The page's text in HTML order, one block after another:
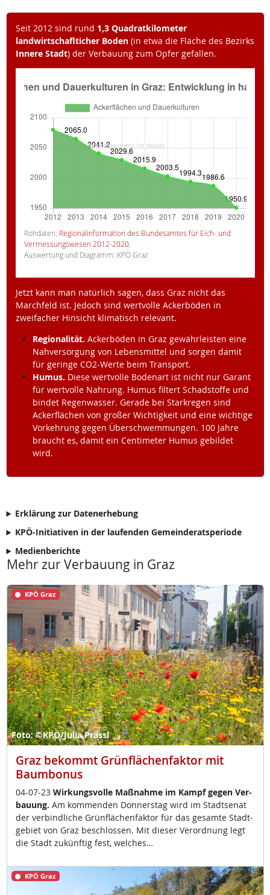
Seit 2012 sind rund 1,3 Quadratkilometer
landwirtschaflticher Boden(in etwa die Fläche des Bezirks
Innere Stadt) der Verbauung zum Opfer gefallen.
Rohdaten: Regionalinformation des Bundesamtes für Eich- und
Vermessungswesen 2012-2020,
Auswertung und Diagramm: KPÖ Graz
Jetzt kann man natürlich sagen, dass Graz nicht das
Marchfeld ist. Jedoch sind wertvolle Ackerböden in
zweifacher Hinsicht klimatisch relevant.
Regionalität. Ackerböden in Graz gewährleisten eine
Nahversorgung von Lebensmittel und sorgen damit
für geringe CO2-Werte beim Transport.
Humus. Diese wertvolle Bodenart ist nicht nur Garant
für wertvolle Nahrung. Humus filtert Schadstoffe und
bindet Regenwasser. Gerade bei Starkregen sind
Ackerflächen von großer Wichtigkeit und eine wichtige
Vorkehrung gegen Überschwemmungen. 100 Jahre
braucht es, damit ein Centimeter Humus gebildet
wird.
Erklärung zur Datenerhebung
KPÖ-Initiativen in der laufenden Gemeinderatsperiode
Medienberichte
Mehr zur Verbauung in Graz
KPÖ Graz
Foto: ©KPÖ/Julia Prassl
Graz bekommt Grünflächenfaktor mit
Baumbonus
04-07-23 Wir­kungs­vol­le Maß­nah­me im Kampf ge­gen Ver­
bau­ung. Am kom­men­den Don­ners­tag wird im Stadt­se­nat
der ver­bind­li­che Grün­flächen­fak­tor für das ge­sam­te Stadt­
ge­biet von Graz be­sch­los­sen. Mit die­ser Ver­ord­nung legt
die Stadt zu­künf­tig fest, wel­ches…
KPÖ Graz